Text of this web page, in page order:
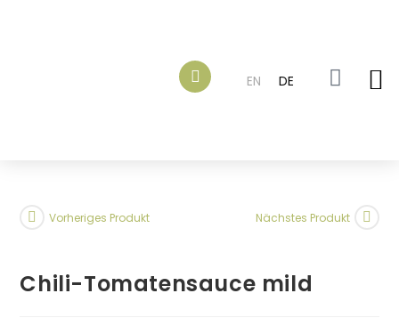
EN DE
Vorheriges Produkt Nächstes Produkt
Chili-Tomatensauce mild